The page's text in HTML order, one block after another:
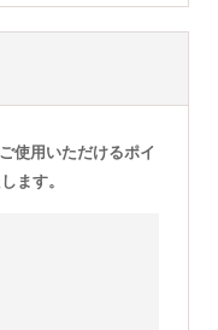
使用いただけるポイ
ます。